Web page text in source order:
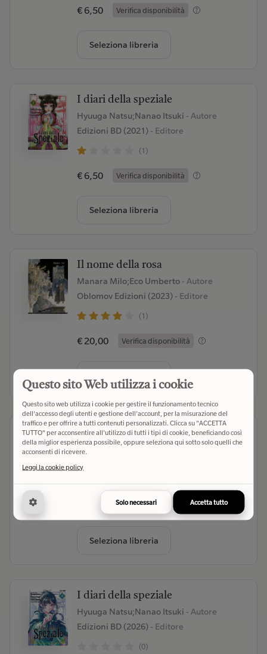
€ 6,50 Verifica disponibilità
Seleziona libreria
I diari della speziale
Hyuuga Natsu;Nanao Itsuki - Autore
Edizioni BD (2021)- Editore
(1)
€ 6,50 Verifica disponibilità
Seleziona libreria
Il nome della rosa
Manara Milo;Eco Umberto - Autore
Oblomov Edizioni (2023)- Editore
(1)
€ 20,00 Verifica disponibilità
I diari della speziale
Hyuuga Natsu;Nanao Itsuki- Autore
Verifica disponibilità
Seleziona libreria
I diari della speziale
Hyuuga Natsu;Nanao Itsuki - Autore
Edizioni BD (2026)- Editore
(0)
Questo sito Web utilizza i cookie
Questo sito web utilizza i cookie per gestire il funzionamento tecnico
dell'accesso degli utenti e gestione dell'account, per la misurazione del
traffico e per offrire a tutti contenuti personalizzati. Clicca su "ACCETTA
TUTTO" per acconsentire all'utilizzo di tutti i tipi di cookie, beneficiando così
della miglior esperienza possibile, oppure seleziona qui sotto solo quelli che
acconsenti di ricevere.
Leggi la cookie policy
Solo necessari Accetta tutto